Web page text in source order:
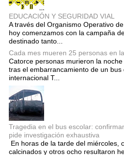
EDUCACIÓN Y SEGURIDAD VIAL
A través del Organismo Operativo
hoy comenzamos con la campaña
destinado tanto...
Cada mes mueren 25 personas en
Catorce personas murieron la
tras el embarrancamiento de un
internacional T...
Tragedia en el bus escolar:
pide investigación exhaustiva
En horas de la tarde del miércoles,
calcinados y otros ocho resultaron